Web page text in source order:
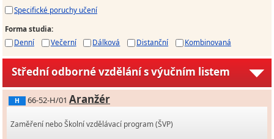
Specifické poruchy učení
Forma studia:
Denní
Večerní Dálková Distanční Kombinovaná
Střední odborné vzdělání s výučním listem
H 66-52-H/01 Aranžér
Zaměření nebo Školní vzdělávací program (ŠVP)